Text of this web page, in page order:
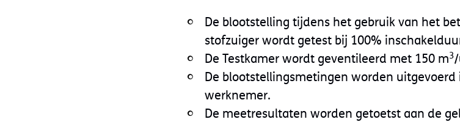
De blootstelling tijdens het gebruik van het
stofzuiger wordt getest bij 100%
De Testkamer wordt geventileerd met 150 m3
De blootstellingsmetingen worden
werknemer.
De meetresultaten worden getoetst aan de